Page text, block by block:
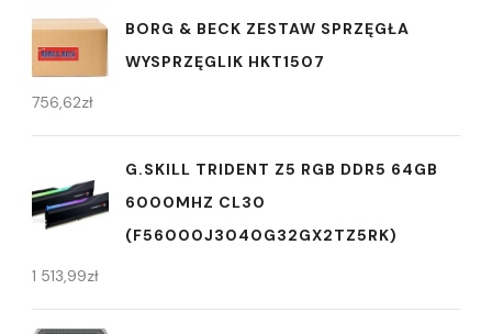
BORG & BECK ZESTAW SPRZĘGŁA
WYSPRZĘGLIK HKT1507
756,62zł
G.SKILL TRIDENT Z5 RGB DDR5 64GB
6000MHZ CL30
(F56000J3040G32GX2TZ5RK)
1 513,99zł